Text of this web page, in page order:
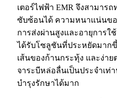
เตอร์ไฟฟ้า EMR จึงสามาร
ซับซ้อนได้ ความหนาแน่นข
การส่งผ่านสูงและอายุการ
ได้รับโซลูชันที่ประหยัดมาก
เส้นของก้านกระทุ้ง และง่า
จาระบีหล่อลื่นเป็นประจำเท่
บำรุงรักษาได้มาก